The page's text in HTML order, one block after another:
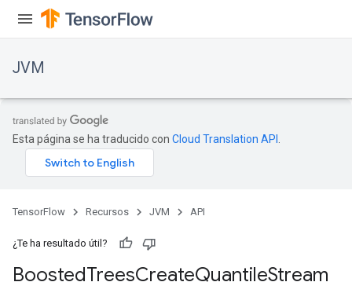
JVM
Esta página se ha traducido con Cloud Translation API
TensorFlow Recursos JVM API
¿Te ha resultado útil?
BoostedTreesCreateQuantileStream